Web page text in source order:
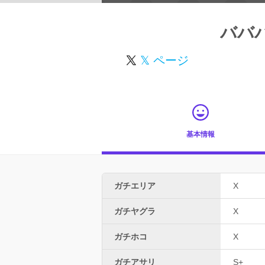
ババ
𝕏 ページ
基本情報
ガチエリア X
ガチヤグラ X
ガチホコ X
ガチアサリ S+